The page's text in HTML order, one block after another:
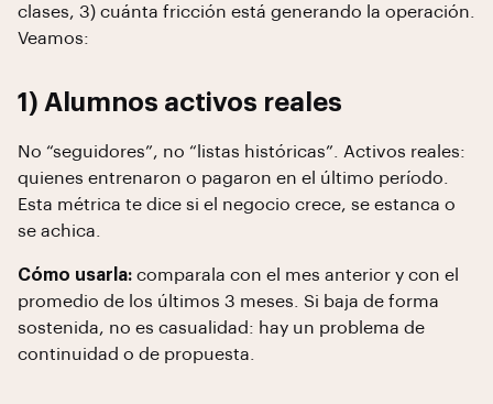
clases, 3) cuánta fricción está generando la operación.
Veamos:
1) Alumnos activos reales
No “seguidores”, no “listas históricas”. Activos reales:
quienes entrenaron o pagaron en el último período.
Esta métrica te dice si el negocio crece, se estanca o
se achica.
Cómo usarla: comparala con el mes anterior y con el
promedio de los últimos 3 meses. Si baja de forma
sostenida, no es casualidad: hay un problema de
continuidad o de propuesta.